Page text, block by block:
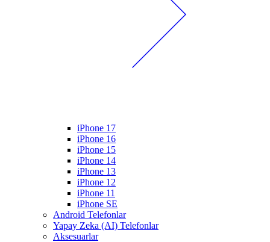
iPhone 17
iPhone 16
iPhone 15
iPhone 14
iPhone 13
iPhone 12
iPhone 11
iPhone SE
Android Telefonlar
Yapay Zeka (AI) Telefonlar
Aksesuarlar